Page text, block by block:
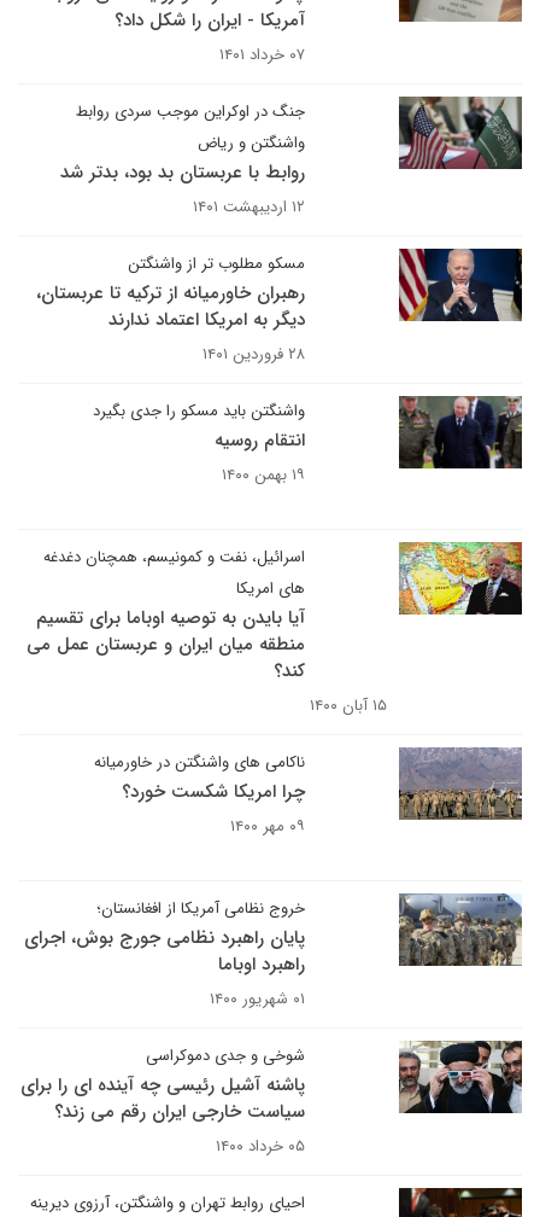
آمریکا - ایران را شکل داد؟
۰۷ خرداد ۱۴۰۱
جنگ در اوکراین موجب سردی روابط
واشنگتن و ریاض
روابط با عربستان بد بود، بدتر شد
۱۲ اردیبهشت ۱۴۰۱
مسکو مطلوب تر از واشنگتن
رهبران خاورمیانه از ترکیه تا عربستان،
دیگر به امریکا اعتماد ندارند
۲۸ فروردین ۱۴۰۱
واشنگتن باید مسکو را جدی بگیرد
انتقام روسیه
۱۹ بهمن ۱۴۰۰
اسرائیل، نفت و کمونیسم، همچنان دغدغه
های امریکا
آیا بایدن به توصیه اوباما برای تقسیم
منطقه میان ایران و عربستان عمل می
کند؟
۱۵ آبان ۱۴۰۰
ناکامی های واشنگتن در خاورمیانه
چرا امریکا شکست خورد؟
۰۹ مهر ۱۴۰۰
خروج نظامی آمریکا از افغانستان؛
پایان راهبرد نظامی جورج بوش، اجرای
راهبرد اوباما
۰۱ شهریور ۱۴۰۰
شوخی و جدی دموکراسی
پاشنه آشیل رئیسی چه آینده ای را برای
سیاست خارجی ایران رقم می زند؟
۰۵ خرداد ۱۴۰۰
احیای روابط تهران و واشنگتن، آرزوی دیرینه